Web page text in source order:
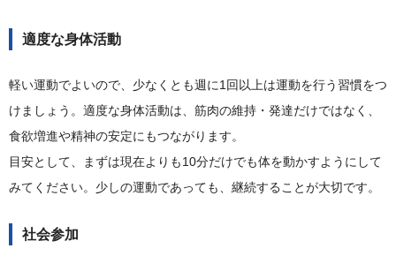
適度な身体活動
軽い運動でよいので、少なくとも週に1回以上は運動を行う習慣をつ
けましょう。適度な身体活動は、筋肉の維持・発達だけではなく、
食欲増進や精神の安定にもつながります。
目安として、まずは現在よりも10分だけでも体を動かすようにして
みてください。少しの運動であっても、継続することが大切です。
社会参加